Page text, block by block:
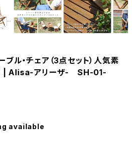
ル・チェア（3点セット）人気素
| Alisa-アリーザ- SH-01-
available